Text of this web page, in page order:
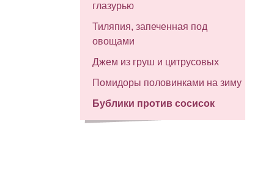
глазурью
Тиляпия, запеченная под
овощами
Джем из груш и цитрусовых
Помидоры половинками на зиму
Бублики против сосисок